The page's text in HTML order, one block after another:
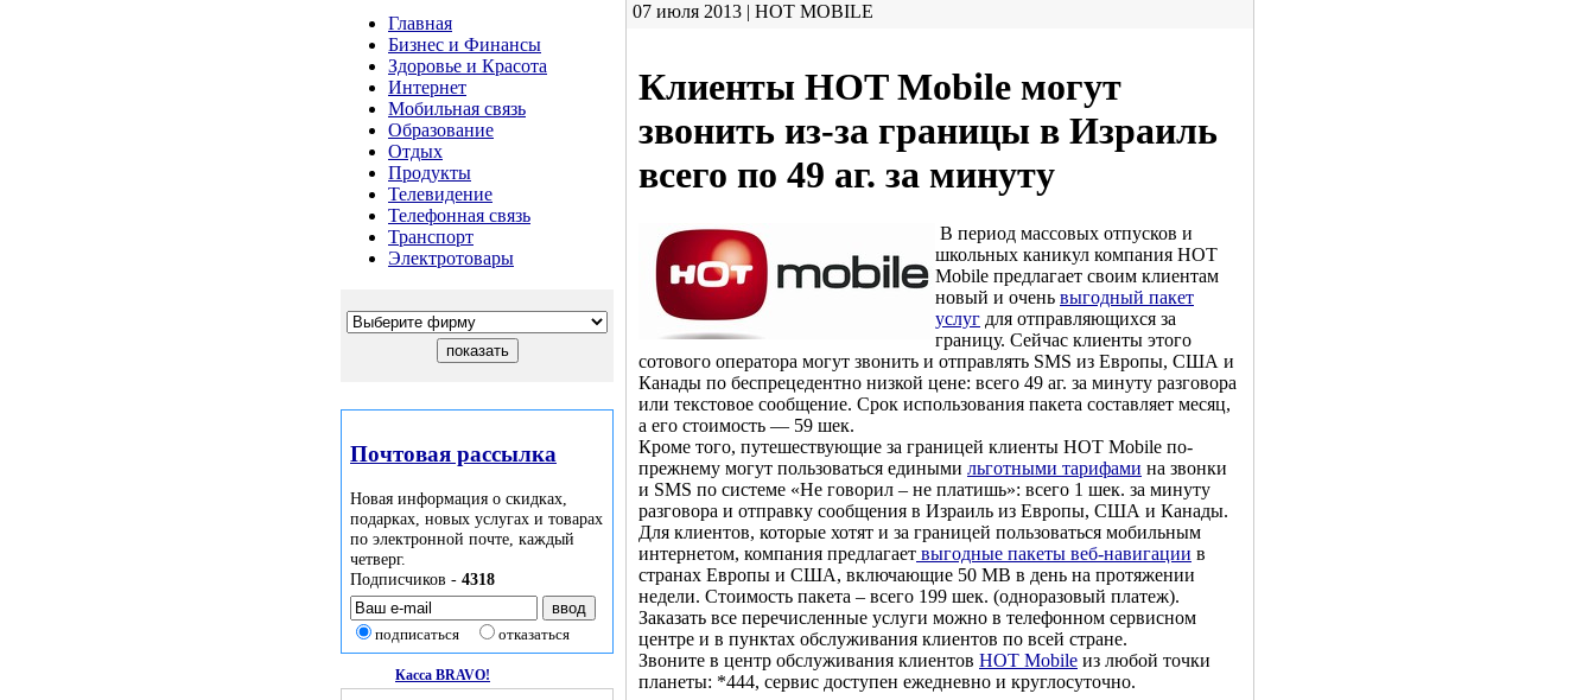
Главная
Бизнес и Финансы
Здоровье и Красота
Интернет
Мобильная связь
Образование
Отдых
Продукты
Телевидение
Телефонная связь
Транспорт
Электротовары
Почтовая рассылка
Новая информация о скидках,
подарках, новых услугах и товарах
по электронной почте, каждый
четверг.
Подписчиков - 4318
подписаться отказаться
Касса BRAVO!
07 июля 2013 | HOT MOBILE
Клиенты HOT Mobile могут
звонить из-за границы в Израиль
всего по 49 аг. за минуту
В период массовых отпусков и
школьных каникул компания HOT
Mobile предлагает своим клиентам
новый и очень выгодный пакет
услуг для отправляющихся за
границу. Сейчас клиенты этого
сотового оператора могут звонить и отправлять SMS из Европы, США и
Канады по беспрецедентно низкой цене: всего 49 аг. за минуту разговора
или текстовое сообщение. Срок использования пакета составляет месяц,
а его стоимость — 59 шек.
Кроме того, путешествующие за границей клиенты HOT Mobile по-
прежнему могут пользоваться едиными льготными тарифами на звонки
и SMS по системе «Не говорил – не платишь»: всего 1 шек. за минуту
разговора и отправку сообщения в Израиль из Европы, США и Канады.
Для клиентов, которые хотят и за границей пользоваться мобильным
интернетом, компания предлагает выгодные пакеты веб-навигации в
странах Европы и США, включающие 50 МВ в день на протяжении
недели. Стоимость пакета – всего 199 шек. (одноразовый платеж).
Заказать все перечисленные услуги можно в телефонном сервисном
центре и в пунктах обслуживания клиентов по всей стране.
Звоните в центр обслуживания клиентов HOT Mobile из любой точки
планеты: *444, сервис доступен ежедневно и круглосуточно.